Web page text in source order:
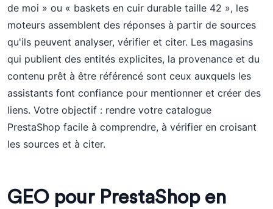
de moi » ou « baskets en cuir durable taille 42 », les
moteurs assemblent des réponses à partir de sources
qu'ils peuvent analyser, vérifier et citer. Les magasins
qui publient des entités explicites, la provenance et du
contenu prêt à être référencé sont ceux auxquels les
assistants font confiance pour mentionner et créer des
liens. Votre objectif : rendre votre catalogue
PrestaShop facile à comprendre, à vérifier en croisant
les sources et à citer.
GEO pour PrestaShop en